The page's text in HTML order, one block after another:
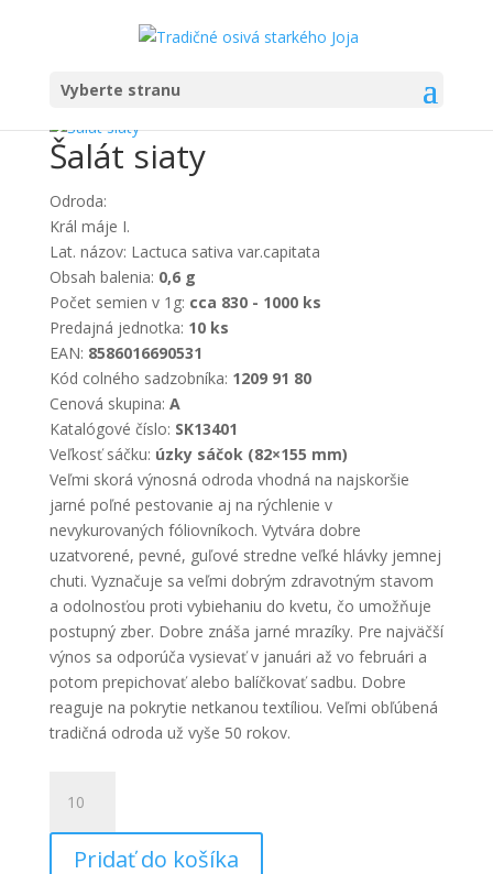
Vyberte stranu
Šalát siaty
Odroda:
Král máje I.
Lat. názov: Lactuca sativa var.capitata
Obsah balenia: 0,6 g
Počet semien v 1g: cca 830 - 1000 ks
Predajná jednotka: 10 ks
EAN: 8586016690531
Kód colného sadzobníka: 1209 91 80
Cenová skupina: A
Katalógové číslo: SK13401
Veľkosť sáčku: úzky sáčok (82×155 mm)
Veľmi skorá výnosná odroda vhodná na najskoršie
jarné poľné pestovanie aj na rýchlenie v
nevykurovaných fóliovníkoch. Vytvára dobre
uzatvorené, pevné, guľové stredne veľké hlávky jemnej
chuti. Vyznačuje sa veľmi dobrým zdravotným stavom
a odolnosťou proti vybiehaniu do kvetu, čo umožňuje
postupný zber. Dobre znáša jarné mrazíky. Pre najväčší
výnos sa odporúča vysievať v januári až vo februári a
potom prepichovať alebo balíčkovať sadbu. Dobre
reaguje na pokrytie netkanou textíliou. Veľmi obľúbená
tradičná odroda už vyše 50 rokov.
Šalát
siaty
Pridať do košíka